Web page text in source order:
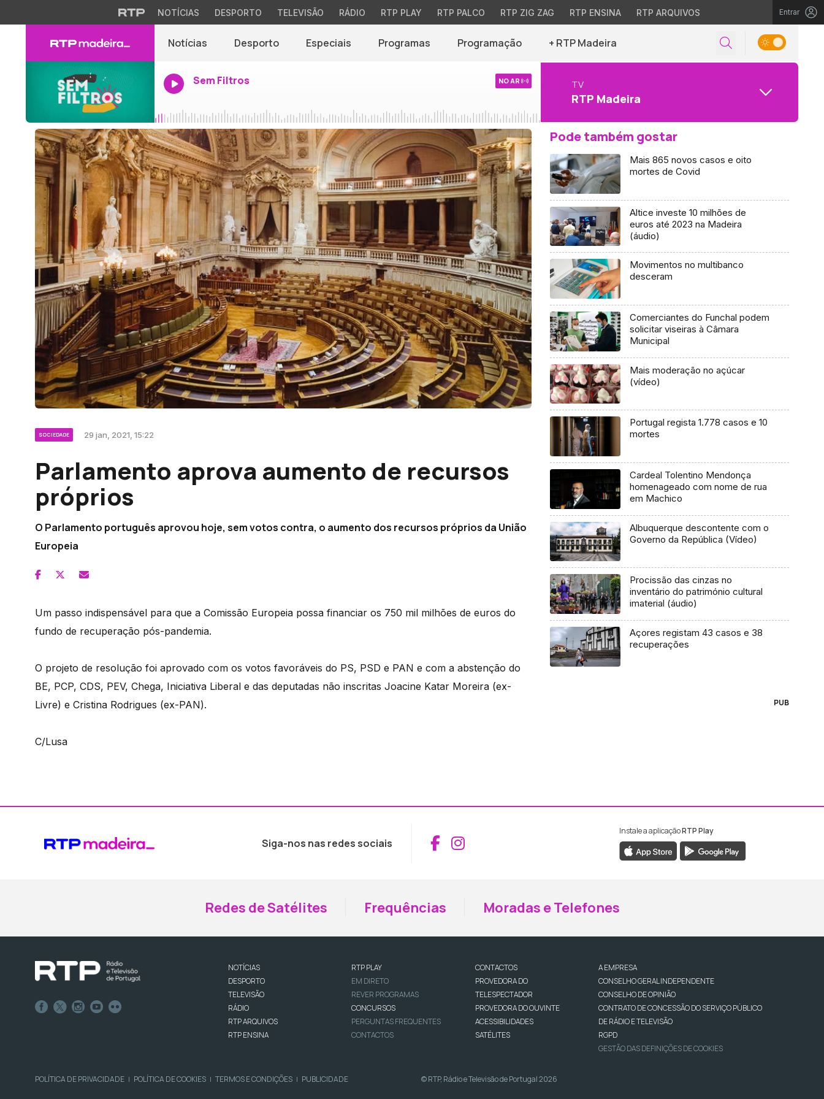
NOTÍCIAS DESPORTO TELEVISÃO RÁDIO RTP PLAY RTP PALCO RTP ZIG ZAG RTP ENSINA RTP ARQUIVOS Entrar
Notícias Desporto Especiais Programas Programação + RTP Madeira
Sem Filtros NO AR TV
RTP Madeira
SOCIEDADE 29 jan, 2021, 15:22
Parlamento aprova aumento de recursos
próprios
O Parlamento português aprovou hoje, sem votos contra, o aumento dos recursos próprios da União
Europeia
Um passo indispensável para que a Comissão Europeia possa financiar os 750 mil milhões de euros do
fundo de recuperação pós-pandemia.
O projeto de resolução foi aprovado com os votos favoráveis do PS, PSD e PAN e com a abstenção do
BE, PCP, CDS, PEV, Chega, Iniciativa Liberal e das deputadas não inscritas Joacine Katar Moreira (ex-
Livre) e Cristina Rodrigues (ex-PAN).
C/Lusa
Pode também gostar
Mais 865 novos casos e oito
mortes de Covid
Altice investe 10 milhões de
euros até 2023 na Madeira
(áudio)
Movimentos no multibanco
desceram
Comerciantes do Funchal podem
solicitar viseiras à Câmara
Municipal
Mais moderação no açúcar
(vídeo)
Portugal regista 1.778 casos e 10
mortes
Cardeal Tolentino Mendonça
homenageado com nome de rua
em Machico
Albuquerque descontente com o
Governo da República (Vídeo)
Procissão das cinzas no
inventário do património cultural
imaterial (áudio)
Açores registam 43 casos e 38
recuperações
PUB
Siga-nos nas redes sociais Aceder ao Facebook da RTP Madeira
Aceder ao Instagram da RTP Madeira
Instale a aplicaçãoRTP Play
Redes de Satélites Frequências Moradas e Telefones
NOTÍCIAS
DESPORTO
TELEVISÃO
RÁDIO
RTP ARQUIVOS
RTP ENSINA
RTP PLAY
EM DIRETO
REVER PROGRAMAS
CONCURSOS
PERGUNTAS FREQUENTES
CONTACTOS
CONTACTOS
PROVEDORA DO
TELESPECTADOR
PROVEDORA DO OUVINTE
ACESSIBILIDADES
SATÉLITES
A EMPRESA
CONSELHO GERAL INDEPENDENTE
CONSELHO DE OPINIÃO
CONTRATO DE CONCESSÃO DO SERVIÇO PÚBLICO
DE RÁDIO E TELEVISÃO
RGPD
GESTÃO DAS DEFINIÇÕES DE COOKIES
POLÍTICA DE PRIVACIDADE | POLÍTICA DE COOKIES | TERMOS E CONDIÇÕES | PUBLICIDADE © RTP, Rádio e Televisão de Portugal 2026